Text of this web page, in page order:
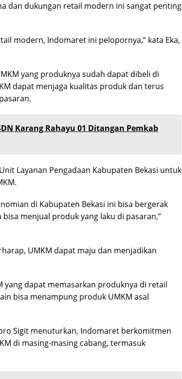
dan dukungan retail modern ini sangat penting
modern, Indomaret ini pelopornya,” kata Eka,
yang produknya sudah dapat dibeli di
dapat menjaga kualitas produk dan terus
Karang Rahayu 01 Ditangan Pemkab
Layanan Pengadaan Kabupaten Bekasi untuk
di Kabupaten Bekasi ini bisa bergerak
menjual produk yang laku di pasaran,”
UMKM dapat maju dan menjadikan
yang dapat memasarkan produknya di retail
bisa menampung produk UMKM asal
Sigit menuturkan, Indomaret berkomitmen
di masing-masing cabang, termasuk